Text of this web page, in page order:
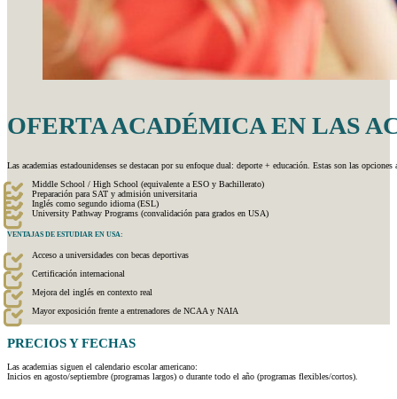
OFERTA ACADÉMICA EN LAS
Las academias estadounidenses se destacan por su enfoque dual: deporte + educación. Estas son las opciones
Middle School / High School (equivalente a ESO y Bachillerato)
Preparación para SAT y admisión universitaria
Inglés como segundo idioma (ESL)
University Pathway Programs (convalidación para grados en USA)
VENTAJAS DE ESTUDIAR EN USA:
Acceso a universidades con becas deportivas
Certificación internacional
Mejora del inglés en contexto real
Mayor exposición frente a entrenadores de NCAA y NAIA
PRECIOS YFECHAS
Las academias siguen el calendario escolar americano:
Inicios en agosto/septiembre (programas largos) o durante todo el año (programas flexibles/cortos).